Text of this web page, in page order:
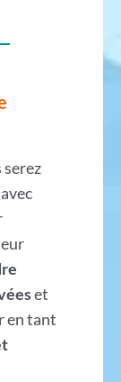
serez
et
en tant